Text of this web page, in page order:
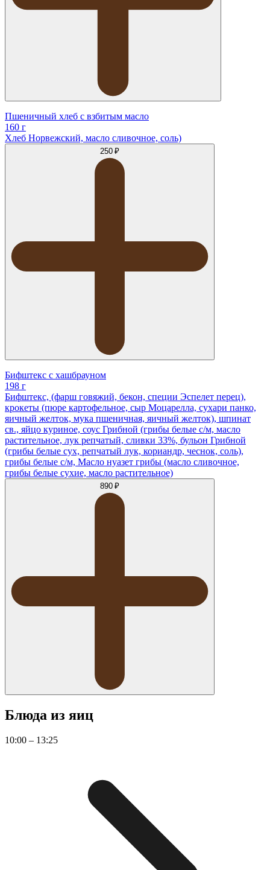
Пшеничный хлеб с взбитым масло
160 г
Хлеб Норвежский, масло сливочное, соль)
250 ₽
Бифштекс с хашбрауном
198 г
Бифштекс, (фарш говяжий, бекон, специи Эспелет перец),
крокеты (пюре картофельное, сыр Моцарелла, сухари панко,
яичный желток, мука пшеничная, яичный желток), шпинат
св., яйцо куриное, соус Грибной (грибы белые с/м, масло
растительное, лук репчатый, сливки 33%, бульон Грибной
(грибы белые сух, репчатый лук, кориандр, чеснок, соль),
грибы белые с/м, Масло нуазет грибы (масло сливочное,
грибы белые сухие, масло растительное)
890 ₽
Блюда из яиц
10:00 – 13:25